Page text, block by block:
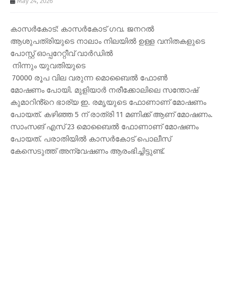
കാസർകോട്: കാസർകോട് ഗവ. ജനറൽ
ആശുപത്രിയുടെ നാലാം നിലയിൽ ഉള്ള വനിതകളുടെ
പോസ്റ്റ് ഓപ്പറേറ്റീവ് വാർഡിൽ
നിന്നും യുവതിയുടെ
70000 രൂപ വില വരുന്ന മൊബൈൽ ഫോൺ
മോഷണം പോയി. മുളിയാർ നരീക്കോലിലെ സന്തോഷ്
കുമാറിൻ്റെ ഭാര്യ ഇ. രമൃയുടെ ഫോണാണ് മോഷണം
പോയത്. കഴിഞ്ഞ 5 ന് രാത്രി 11 മണിക്ക് ആണ് മോഷണം.
സാംസങ് എസ് 23 മൊബൈൽ ഫോണാണ് മോഷണം
പോയത്. പരാതിയിൽ കാസർകോട് പൊലീസ്
കേസെടുത്ത് അന്വേഷണം ആരംഭിച്ചിട്ടുണ്ട്.